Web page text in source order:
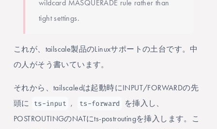
wildcard MASQUERADE rule rather than
tight settings.
これが、tailscale製品のLinuxサポートの土台です。中
の人がそう書いています。
それから、tailscaledは起動時にINPUT/FORWARDの先
頭に
ts-input , ts-forward
を挿入し、
POSTROUTINGのNATにts-postroutingを挿入します。こ